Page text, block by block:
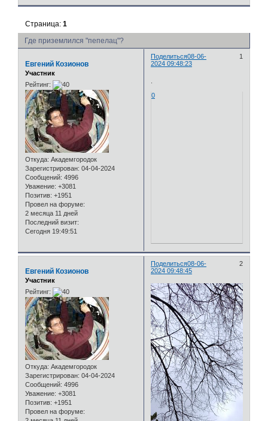
Где приземлился "пепелац"?
Страница:1
Поделиться 1
08-06-
2024 09:48:23
Евгений Козионов
Участник
Рейтинг:
Откуда: Академгородок
Зарегистрирован: 04-04-2024
Сообщений: 4996
Уважение: +3081
Позитив: +1951
Провел на форуме:
2 месяца 11 дней
Последний визит:
Сегодня 19:49:51
0
Поделиться 2
08-06-
2024 09:48:45
Евгений Козионов
Участник
Рейтинг:
Откуда: Академгородок
Зарегистрирован: 04-04-2024
Сообщений: 4996
Уважение: +3081
Позитив: +1951
Провел на форуме: